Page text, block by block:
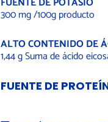
300 mg /100g producto
ALTO CONTENIDO DE
1,44 g Suma de ácido
FUENTE DE